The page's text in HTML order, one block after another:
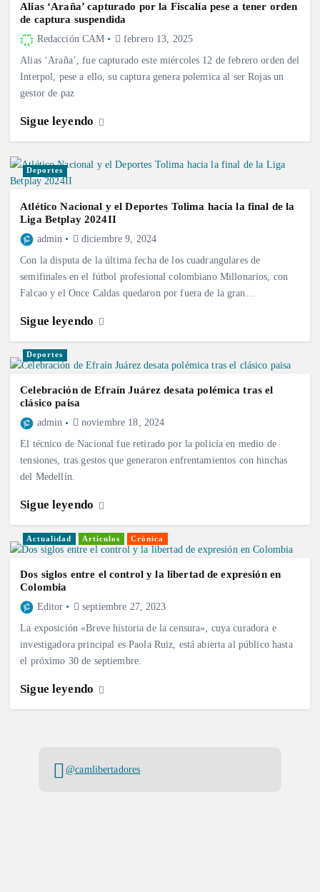
Alias ‘Araña’ capturado por la Fiscalía pese a tener orden
de captura suspendida
Redacción CAM febrero 13, 2025
Alias ‘Araña’, fue capturado este miércoles 12 de febrero orden del
Interpol, pese a ello, su captura genera polemica al ser Rojas un
gestor de paz
Sigue leyendo
Deportes
Atlético Nacional y el Deportes Tolima hacia la final de la
Liga Betplay 2024II
admin diciembre 9, 2024
Con la disputa de la última fecha de los cuadrangulares de
semifinales en el fútbol profesional colombiano Millonarios, con
Falcao y el Once Caldas quedaron por fuera de la gran…
Sigue leyendo
Deportes
Celebración de Efraín Juárez desata polémica tras el
clásico paisa
admin noviembre 18, 2024
El técnico de Nacional fue retirado por la policía en medio de
tensiones, tras gestos que generaron enfrentamientos con hinchas
del Medellín.
Sigue leyendo
Actualidad Artículos Crónica
Dos siglos entre el control y la libertad de expresión en
Colombia
Editor septiembre 27, 2023
La exposición «Breve historia de la censura», cuya curadora e
investigadora principal es Paola Ruiz, está abierta al público hasta
el próximo 30​ de septiembre.
Sigue leyendo
@camlibertadores